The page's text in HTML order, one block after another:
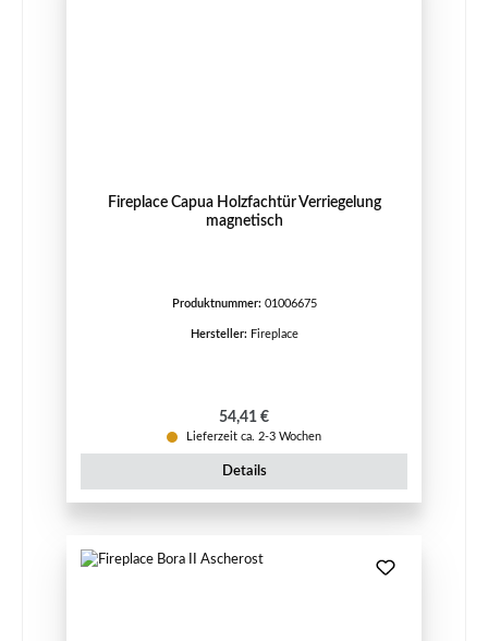
Fireplace Capua Holzfachtür Verriegelung
magnetisch
Produktnummer: 01006675
Hersteller: Fireplace
Regulärer Preis:
54,41 €
Lieferzeit ca. 2-3 Wochen
Details